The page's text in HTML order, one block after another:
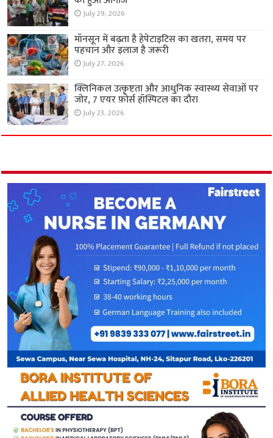
July 29, 2026
मॉनसून में बढ़ता है हेपेटाइटिस का खतरा, समय पर
पहचान और इलाज है जरूरी
July 27, 2026
क्लिनिकल उत्कृष्टता और आधुनिक स्वास्थ्य सेवाओं पर
जोर, 7 एयर फ़ोर्स हॉस्पिटल का दौरा
July 23, 2026